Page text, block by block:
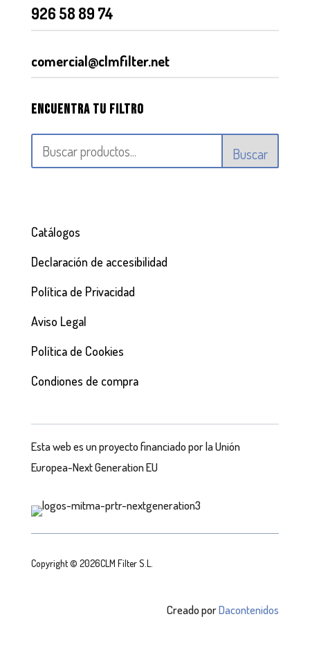
926 58 89 74
comercial@clmfilter.net
Encuentra tu filtro
Buscar
Catálogos
Declaración de accesibilidad
Política de Privacidad
Aviso Legal
Política de Cookies
Condiones de compra
Esta web es un proyecto financiado por la Unión
Europea-Next Generation EU
Copyright © 2026CLM Filter S.L.
Creado porDacontenidos